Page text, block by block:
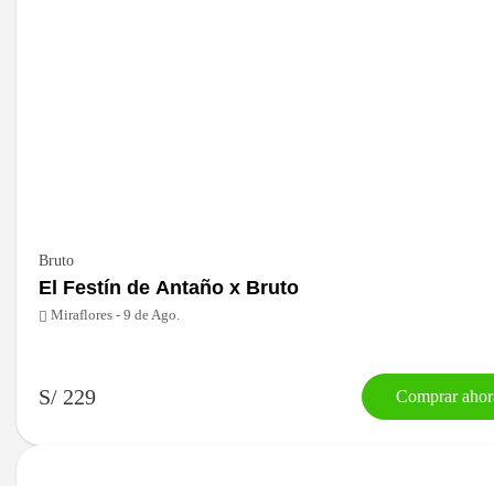
Bruto
El Festín de Antaño x Bruto
Miraflores - 9 de Ago.
S/ 229 Comprar